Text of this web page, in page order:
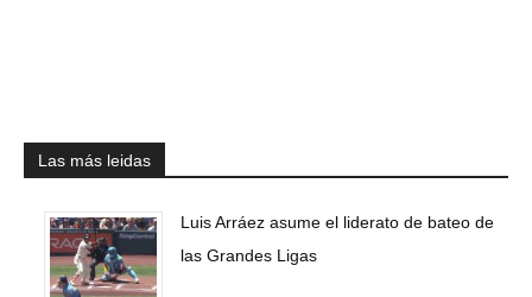
Las más leidas
Luis Arráez asume el liderato de bateo de
las Grandes Ligas